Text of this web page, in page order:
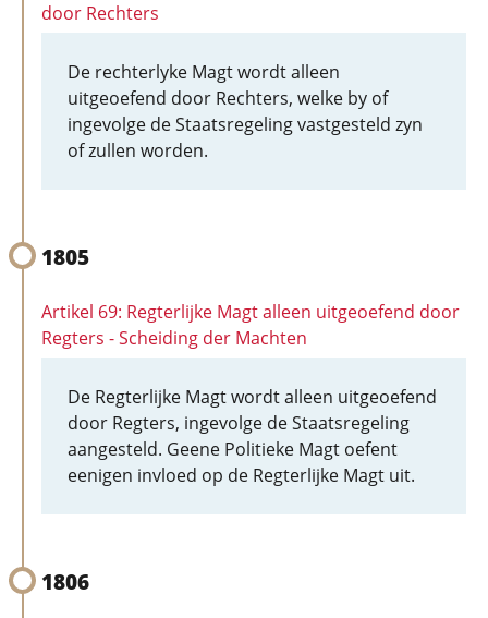
door Rechters
De rechterlyke Magt wordt alleen
uitgeoefend door Rechters, welke by of
ingevolge de Staatsregeling vastgesteld zyn
of zullen worden.
1805
Artikel 69: Regterlijke Magt alleen uitgeoefend door
Regters - Scheiding der Machten
De Regterlijke Magt wordt alleen uitgeoefend
door Regters, ingevolge de Staatsregeling
aangesteld. Geene Politieke Magt oefent
eenigen invloed op de Regterlijke Magt uit.
1806